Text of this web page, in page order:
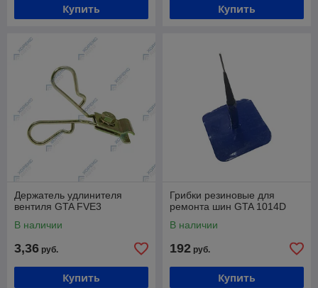
Купить Купить
Держатель удлинителя
вентиля GTA FVE3
В наличии
3,36 руб.
Купить
Грибки резиновые для
ремонта шин GTA 1014D
В наличии
192 руб.
Купить